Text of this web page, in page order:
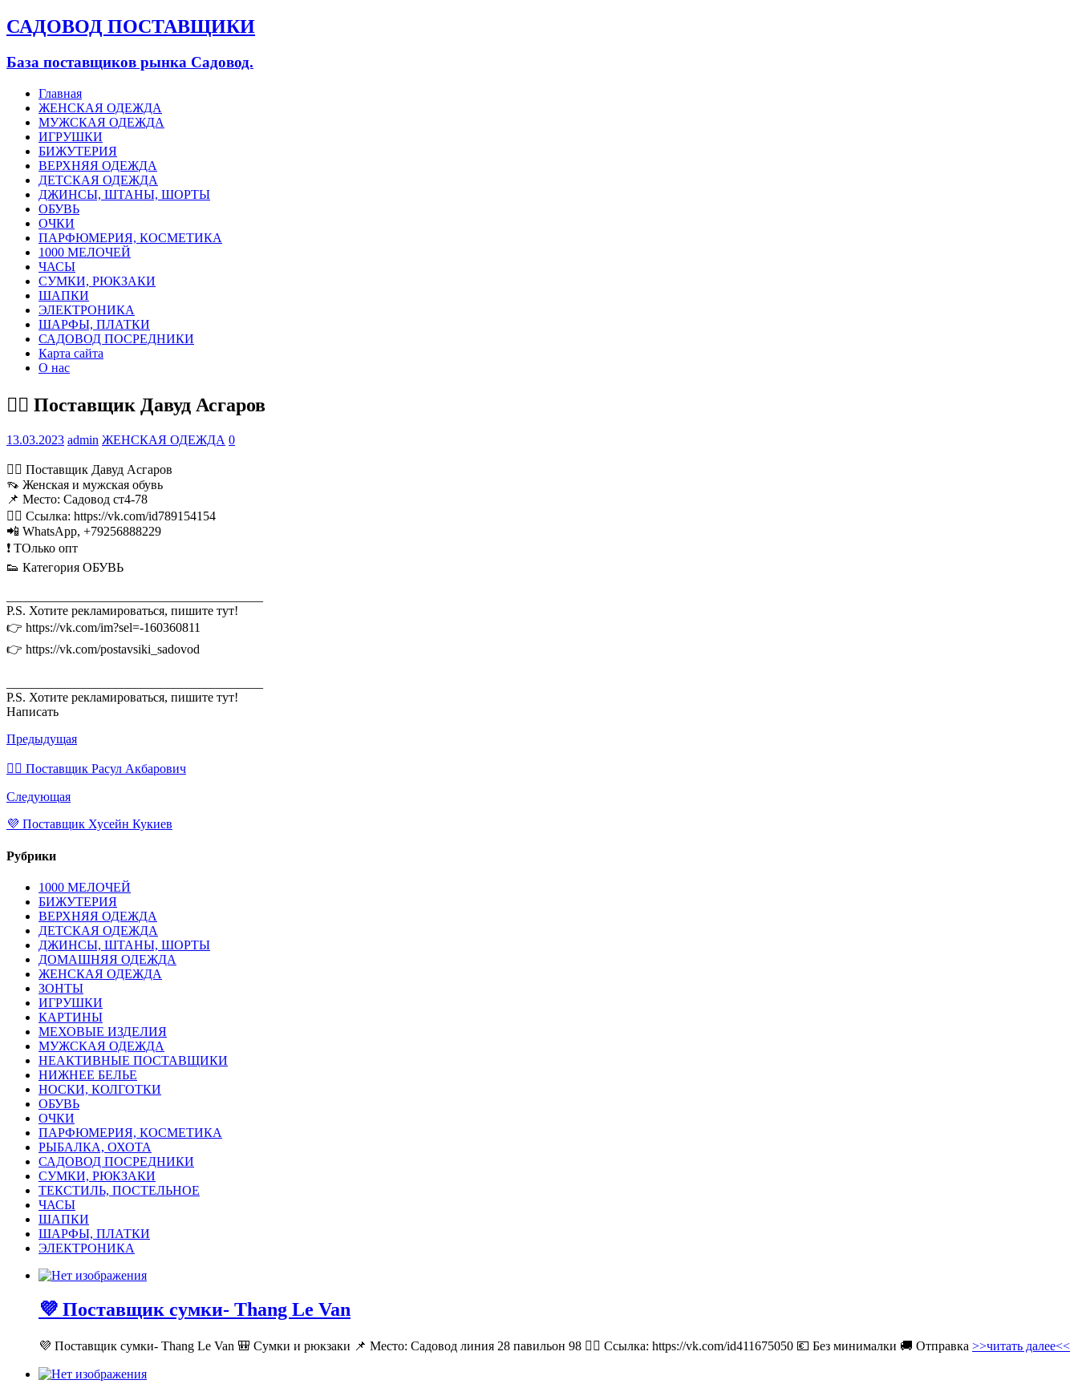
САДОВОД ПОСТАВЩИКИ
База поставщиков рынка Садовод.
Главная
ЖЕНСКАЯ ОДЕЖДА
МУЖСКАЯ ОДЕЖДА
ИГРУШКИ
БИЖУТЕРИЯ
ВЕРХНЯЯ ОДЕЖДА
ДЕТСКАЯ ОДЕЖДА
ДЖИНСЫ, ШТАНЫ, ШОРТЫ
ОБУВЬ
ОЧКИ
ПАРФЮМЕРИЯ, КОСМЕТИКА
1000 МЕЛОЧЕЙ
ЧАСЫ
СУМКИ, РЮКЗАКИ
ШАПКИ
ЭЛЕКТРОНИКА
ШАРФЫ, ПЛАТКИ
САДОВОД ПОСРЕДНИКИ
Карта сайта
О нас
💁‍♂ Поставщик Давуд Асгаров
13.03.2023 admin ЖЕНСКАЯ ОДЕЖДА 0
💁‍♂ Поставщик Давуд Асгаров
👡 Женская и мужская обувь
📌 Место: Садовод ст4-78
👉🏻 Ссылка: https://vk.com/id789154154
📲 WhatsApp, +79256888229
❗ ТОлько опт
👟 Категория ОБУВЬ
P.S. Хотите рекламироваться, пишите тут!
👉 https://vk.com/im?sel=-160360811
👉 https://vk.com/postavsiki_sadovod
P.S. Хотите рекламироваться, пишите тут!
Написать
Предыдущая
💁‍♂ Поставщик Расул Акбарович
Следующая
💜 Поставщик Хусейн Кукиев
Рубрики
1000 МЕЛОЧЕЙ
БИЖУТЕРИЯ
ВЕРХНЯЯ ОДЕЖДА
ДЕТСКАЯ ОДЕЖДА
ДЖИНСЫ, ШТАНЫ, ШОРТЫ
ДОМАШНЯЯ ОДЕЖДА
ЖЕНСКАЯ ОДЕЖДА
ЗОНТЫ
ИГРУШКИ
КАРТИНЫ
МЕХОВЫЕ ИЗДЕЛИЯ
МУЖСКАЯ ОДЕЖДА
НЕАКТИВНЫЕ ПОСТАВЩИКИ
НИЖНЕЕ БЕЛЬЕ
НОСКИ, КОЛГОТКИ
ОБУВЬ
ОЧКИ
ПАРФЮМЕРИЯ, КОСМЕТИКА
РЫБАЛКА, ОХОТА
САДОВОД ПОСРЕДНИКИ
СУМКИ, РЮКЗАКИ
ТЕКСТИЛЬ, ПОСТЕЛЬНОЕ
ЧАСЫ
ШАПКИ
ШАРФЫ, ПЛАТКИ
ЭЛЕКТРОНИКА
💜 Поставщик сумки- Thang Le Van
💜 Поставщик сумки- Thang Le Van 🎒 Сумки и рюкзаки 📌 Место: Садовод линия 28 павильон 98 👉🏻 Ссылка: https://vk.com/id411675050 💶 Без минималки 🚚 Отправка >>читать далее<<